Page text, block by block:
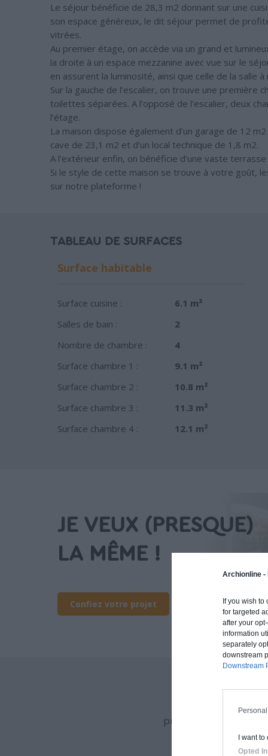
Archionline -
If you wish to
for targeted
after your
information
separately
downstream
Downstream
I want to
Opted In
Le séjour bénéficie de 28,3 m2 donnant sur une
son espace généreux, le dit séjour permet de
vitrées.
Au premier étage, on accède via un grand et
la droite à un espace mezzanine avec vue sur le
en assurent la luminosité, ainsi que celle de la salle à
Sur la gauche de l’escalier, on trouve une première
toilettes séparées. A l’opposé de l’escalier, deux
l’étage.
La maison dispose également d’un garage de 12
cave de 23,1 m2 et d’un local technique de 1,8 m2.
A l’extérieur enfin, on bénéficie d’une vaste
Si le style de cette maison se trouve à votre goût,
sur notre plateforme !
TABLEAU DE SURFACES
Surface habitable
Surface cuisine :
6.1 m²
Salles de bain :
2
Nombre de chambre :
4
Surface chambre 1 :
9.1 m²
Surface chambre 2 :
10.8 m²
Surface chambre 3 :
11.3 m²
Surface chambre 4 :
12.1 m²
JE VEUX (PRESQUE)
LA MÊME !
Confiez votre projet
Archionline vous
procédé constructif